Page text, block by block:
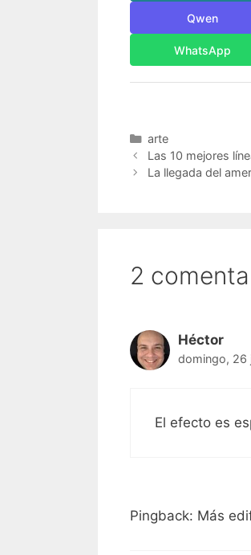
Qwen
WhatsApp
Categorías
arte
Las 10 mejores
La llegada del
2
Héctor
domingo, 26
El efecto es
Pingback: Más